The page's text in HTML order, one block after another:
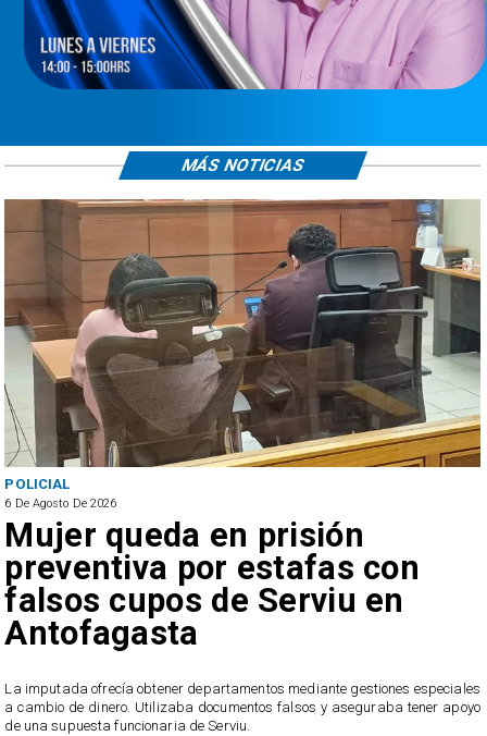
POLICIAL
6 De Agosto De 2026
Mujer queda en prisión
preventiva por estafas con
falsos cupos de Serviu en
Antofagasta
La imputada ofrecía obtener departamentos mediante gestiones especiales
a cambio de dinero. Utilizaba documentos falsos y aseguraba tener apoyo
de una supuesta funcionaria de Serviu.
MÁS NOTICIAS